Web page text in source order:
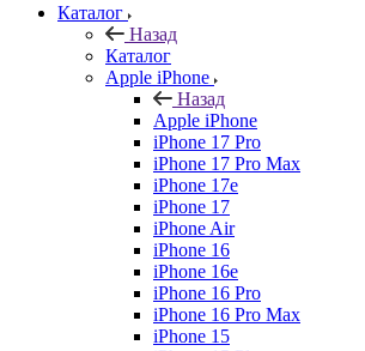
Каталог
Назад
Каталог
Apple iPhone
Назад
Apple iPhone
iPhone 17 Pro
iPhone 17 Pro Max
iPhone 17e
iPhone 17
iPhone Air
iPhone 16
iPhone 16e
iPhone 16 Pro
iPhone 16 Pro Max
iPhone 15